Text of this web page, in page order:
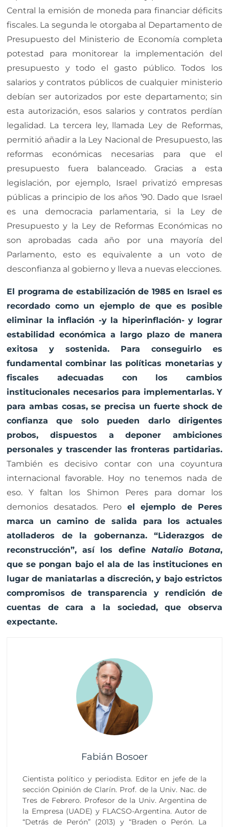
Central la emisión de moneda para financiar déficits
fiscales. La segunda le otorgaba al Departamento de
Presupuesto del Ministerio de Economía completa
potestad para monitorear la implementación del
presupuesto y todo el gasto público. Todos los
salarios y contratos públicos de cualquier ministerio
debían ser autorizados por este departamento; sin
esta autorización, esos salarios y contratos perdían
legalidad. La tercera ley, llamada Ley de Reformas,
permitió añadir a la Ley Nacional de Presupuesto, las
reformas económicas necesarias para que el
presupuesto fuera balanceado. Gracias a esta
legislación, por ejemplo, Israel privatizó empresas
públicas a principio de los años ’90. Dado que Israel
es una democracia parlamentaria, si la Ley de
Presupuesto y la Ley de Reformas Económicas no
son aprobadas cada año por una mayoría del
Parlamento, esto es equivalente a un voto de
desconfianza al gobierno y lleva a nuevas elecciones.
El programa de estabilización de 1985 en Israel es
recordado como un ejemplo de que es posible
eliminar la inflación -y la hiperinflación- y lograr
estabilidad económica a largo plazo de manera
exitosa y sostenida. Para conseguirlo es
fundamental combinar las políticas monetarias y
fiscales adecuadas con los cambios
institucionales necesarios para implementarlas. Y
para ambas cosas, se precisa un fuerte shock de
confianza que solo pueden darlo dirigentes
probos, dispuestos a deponer ambiciones
personales y trascender las fronteras partidarias.
También es decisivo contar con una coyuntura
internacional favorable. Hoy no tenemos nada de
eso. Y faltan los Shimon Peres para domar los
demonios desatados. Pero el ejemplo de Peres
marca un camino de salida para los actuales
atolladeros de la gobernanza. “Liderazgos de
reconstrucción”, así los define Natalio Botana,
que se pongan bajo el ala de las instituciones en
lugar de maniatarlas a discreción, y bajo estrictos
compromisos de transparencia y rendición de
cuentas de cara a la sociedad, que observa
expectante.
Fabián Bosoer
Cientista político y periodista. Editor en jefe de la
sección Opinión de Clarín. Prof. de la Univ. Nac. de
Tres de Febrero. Profesor de la Univ. Argentina de
la Empresa (UADE) y FLACSO-Argentina. Autor de
“Detrás de Perón” (2013) y “Braden o Perón. La